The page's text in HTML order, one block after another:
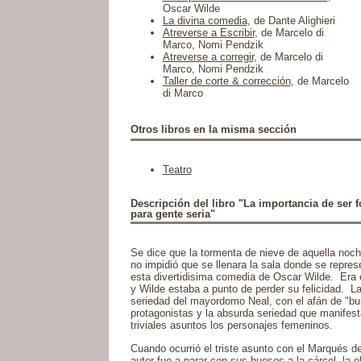
Oscar Wilde
La divina comedia, de Dante Alighieri
Atreverse a Escribir, de Marcelo di
Marco, Nomi Pendzik
Atreverse a corregir, de Marcelo di
Marco, Nomi Pendzik
Taller de corte & corrección, de Marcelo
di Marco
Otros libros en la misma sección
Teatro
Descripción del libro "La importancia de ser
para gente seria"
Se dice que la tormenta de nieve de aquella
no impidió que se llenara la sala donde se
esta divertidisima comedia de Oscar Wilde. Era
y Wilde estaba a punto de perder su felicidad.
seriedad del mayordomo Neal, con el afán de
protagonistas y la absurda seriedad que
triviales asuntos los personajes femeninos.
Cuando ocurrió el triste asunto con el Marqués